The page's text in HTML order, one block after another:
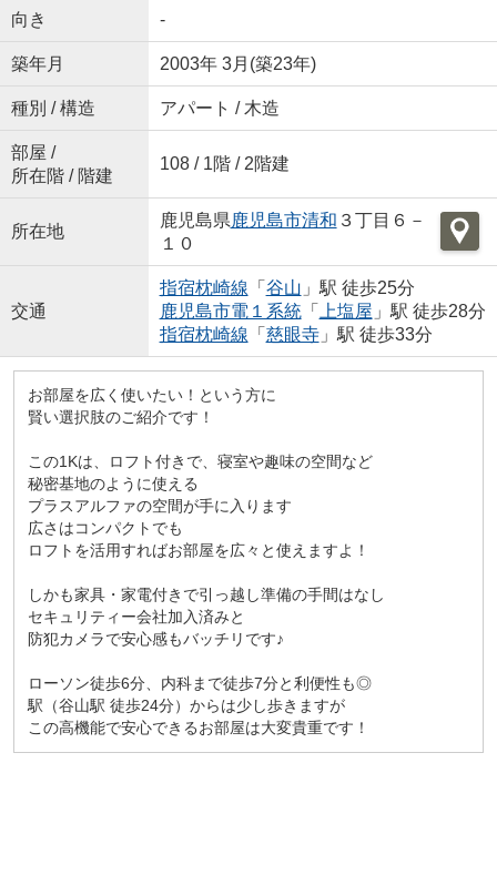
向き -
築年月 2003年 3月(築23年)
種別 / 構造 アパート / 木造
部屋 /
所在階 / 階建
108 / 1階 / 2階建
所在地
鹿児島県鹿児島市清和 ３丁目６－
１０
交通
指宿枕崎線 「 谷山 」駅 徒歩25分
鹿児島市電１系統「 上塩屋 」駅 徒歩28分
指宿枕崎線 「 慈眼寺」駅 徒歩33分
お部屋を広く使いたい！という方に
賢い選択肢のご紹介です！
この1Kは、ロフト付きで、寝室や趣味の空間など
秘密基地のように使える
プラスアルファの空間が手に入ります
広さはコンパクトでも
ロフトを活用すればお部屋を広々と使えますよ！
しかも家具・家電付きで引っ越し準備の手間はなし
セキュリティー会社加入済みと
防犯カメラで安心感もバッチリです♪
ローソン徒歩6分、内科まで徒歩7分と利便性も◎
駅（谷山駅 徒歩24分）からは少し歩きますが
この高機能で安心できるお部屋は大変貴重です！